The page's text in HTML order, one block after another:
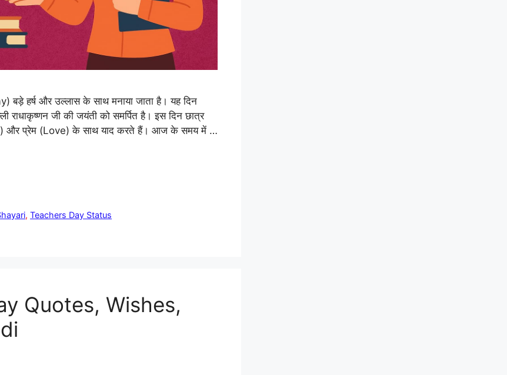
बड़े हर्ष और उल्लास के साथ मनाया जाता है। यह दिन
राधाकृष्णन जी की जयंती को समर्पित है। इस दिन छात्र
और प्रेम (Love) के साथ याद करते हैं। आज के समय में …
,Teachers Day Status
Quotes, Wishes,